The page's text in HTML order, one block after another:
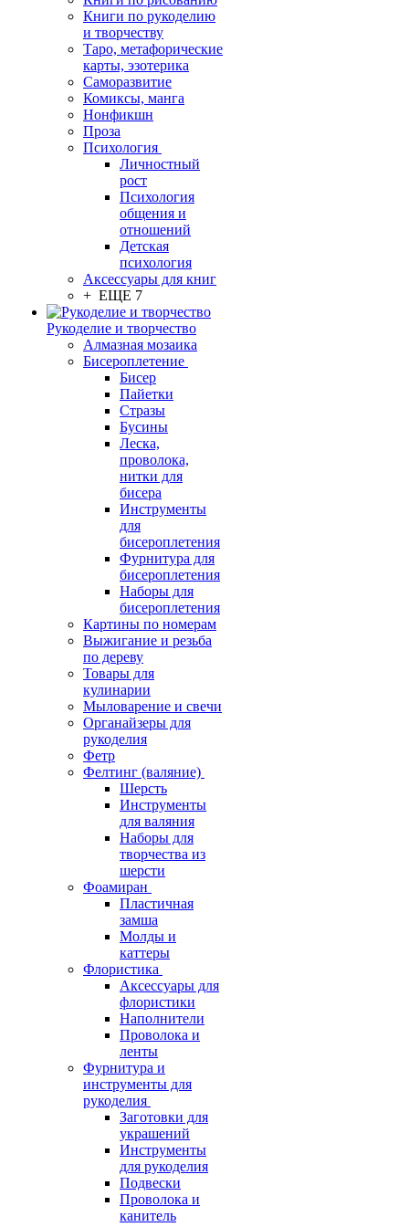
Книги по рукоделию
и творчеству
Таро, метафорические
карты, эзотерика
Саморазвитие
Комиксы, манга
Нонфикшн
Проза
Психология
Личностный
рост
Психология
общения и
отношений
Детская
психология
Аксессуары для книг
+ ЕЩЕ 7
Рукоделие и творчество
Алмазная мозаика
Бисероплетение
Бисер
Пайетки
Стразы
Бусины
Леска,
проволока,
нитки для
бисера
Инструменты
для
бисероплетения
Фурнитура для
бисероплетения
Наборы для
бисероплетения
Картины по номерам
Выжигание и резьба
по дереву
Товары для
кулинарии
Мыловарение и свечи
Органайзеры для
рукоделия
Фетр
Фелтинг (валяние)
Шерсть
Инструменты
для валяния
Наборы для
творчества из
шерсти
Фоамиран
Пластичная
замша
Молды и
каттеры
Флористика
Аксессуары для
флористики
Наполнители
Проволока и
ленты
Фурнитура и
инструменты для
рукоделия
Заготовки для
украшений
Инструменты
для рукоделия
Подвески
Проволока и
канитель